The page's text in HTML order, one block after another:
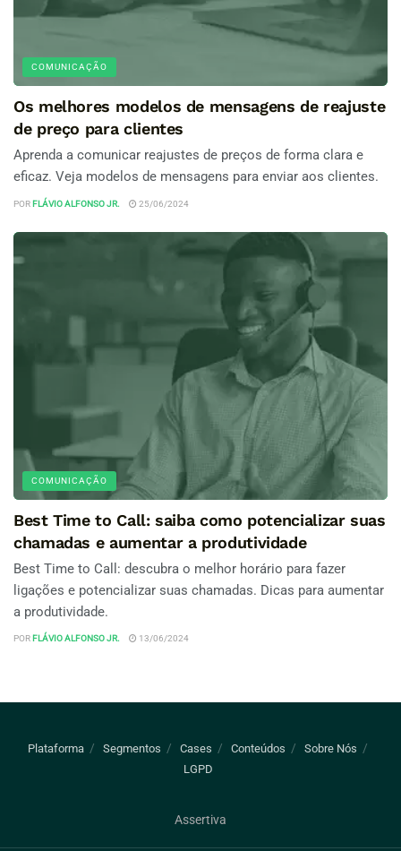
COMUNICAÇÃO
Os melhores modelos de mensagens de reajuste
de preço para clientes
Aprenda a comunicar reajustes de preços de forma clara e
eficaz. Veja modelos de mensagens para enviar aos clientes.
POR FLÁVIO ALFONSO JR. 25/06/2024
COMUNICAÇÃO
Best Time to Call: saiba como potencializar suas
chamadas e aumentar a produtividade
Best Time to Call: descubra o melhor horário para fazer
ligações e potencializar suas chamadas. Dicas para aumentar
a produtividade.
POR FLÁVIO ALFONSO JR. 13/06/2024
Plataforma Segmentos Cases Conteúdos
Sobre Nós
LGPD
Assertiva